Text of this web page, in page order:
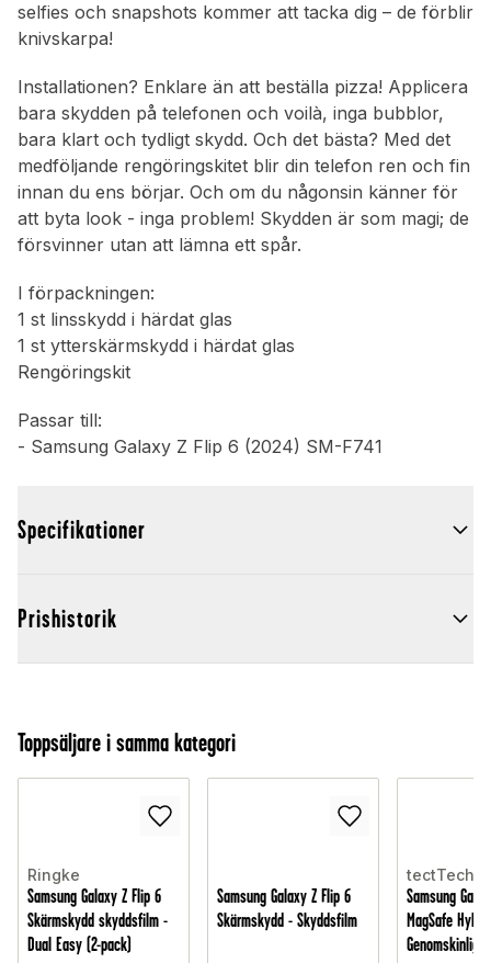
selfies och snapshots kommer att tacka dig – de förblir
knivskarpa!
Installationen? Enklare än att beställa pizza! Applicera
bara skydden på telefonen och voilà, inga bubblor,
bara klart och tydligt skydd. Och det bästa? Med det
medföljande rengöringskitet blir din telefon ren och fin
innan du ens börjar. Och om du någonsin känner för
att byta look - inga problem! Skydden är som magi; de
försvinner utan att lämna ett spår.
I förpackningen:
1 st linsskydd i härdat glas
1 st ytterskärmskydd i härdat glas
Rengöringskit
Passar till:
- Samsung Galaxy Z Flip 6 (2024) SM-F741
Specifikationer
Prishistorik
Toppsäljare i samma kategori
Ringke
Samsung Galaxy Z Flip 6
Skärmskydd skyddsfilm -
Dual Easy (2-pack)
Samsung Galaxy Z Flip 6
Skärmskydd - Skyddsfilm
tectTech
Samsung
MagSafe
Genomskinlig